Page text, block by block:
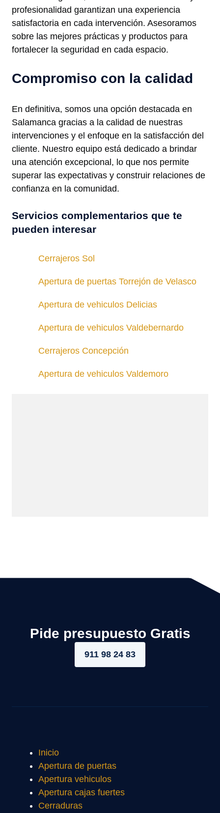
profesionalidad garantizan una experiencia
satisfactoria en cada intervención. Asesoramos
sobre las mejores prácticas y productos para
fortalecer la seguridad en cada espacio.
Compromiso con la calidad
En definitiva, somos una opción destacada en
Salamanca gracias a la calidad de nuestras
intervenciones y el enfoque en la satisfacción del
cliente. Nuestro equipo está dedicado a brindar
una atención excepcional, lo que nos permite
superar las expectativas y construir relaciones de
confianza en la comunidad.
Servicios complementarios que te
pueden interesar
Cerrajeros Sol
Apertura de puertas Torrejón de Velasco
Apertura de vehiculos Delicias
Apertura de vehiculos Valdebernardo
Cerrajeros Concepción
Apertura de vehiculos Valdemoro
Pide presupuesto Gratis
911 98 24 83
Inicio
Apertura de puertas
Apertura vehiculos
Apertura cajas fuertes
Cerraduras